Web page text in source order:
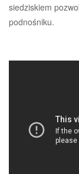
siedziskiem
podnośniku.